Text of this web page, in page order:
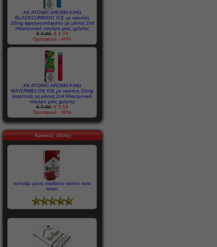
AK ATOMIC AROMA KING
BLACKCURRANT ICE με νικοτίνη
20mg (φραγκοστάφυλλο με μέντα) 2ml
Ηλεκτρονικό τσιγάρο μιας χρήσης
€ 7,90 € 4,74
Προσφορά - 40%
AK ATOMIC AROMA KING
WATERMELON ICE με νικοτίνη 20mg
(καρπούζι με μέντα) 2ml Ηλεκτρονικό
τσιγάρο μιας χρήσης
€ 7,90 € 5,53
Προσφορά - 30%
Κριτικές [δείτε]
καπνιζω μονο marlboro καπνο ειναι
τελειο